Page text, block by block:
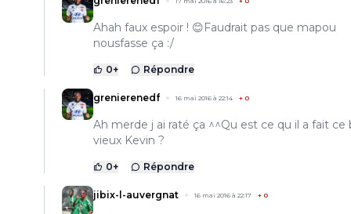
Ahah faux espoir ! 😊Faudrait pas que mapou
nousfasse ça :/
0+ Répondre
grenierenedf 16 mai 2016 à 22:14 + 0
Ah merde j ai raté ça ^^Qu est ce qu il a fait ce
vieux Kevin ?
0+ Répondre
jibix-l-auvergnat 16 mai 2016 à 22:17 + 0